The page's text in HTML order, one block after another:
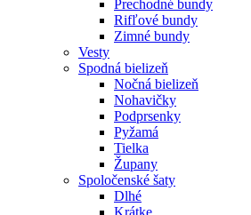
Prechodné bundy
Rifľové bundy
Zimné bundy
Vesty
Spodná bielizeň
Nočná bielizeň
Nohavičky
Podprsenky
Pyžamá
Tielka
Župany
Spoločenské šaty
Dlhé
Krátke